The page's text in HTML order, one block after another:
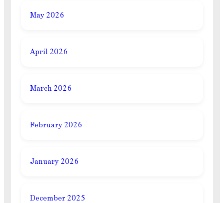
May 2026
April 2026
March 2026
February 2026
January 2026
December 2025